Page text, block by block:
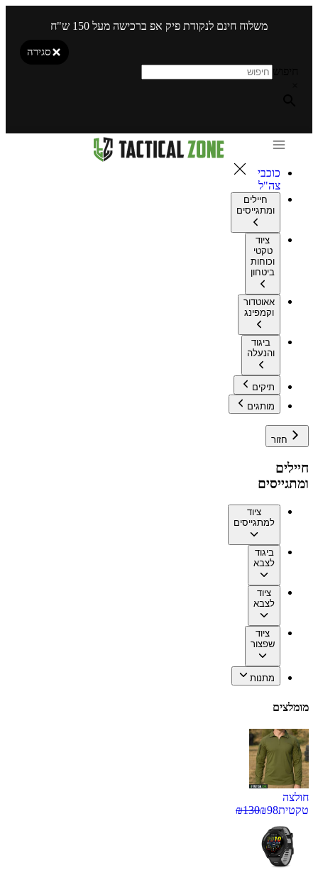
משלוח חינם לנקודת פיק אפ ברכישה מעל 150 ש"ח
סגירה
כוכבי
צה"ל
חיילים
ומתגייסים
ציוד
טקטי
וכוחות
ביטחון
אאוטדור
וקמפינג
ביגוד
והנעלה
תיקים
מותגים
חזור
חיילים
ומתגייסים
ציוד
למתגייסים
ביגוד
לצבא
ציוד
לצבא
ציוד
שפצור
מתנות
מומלצים
חולצה
טקטית
₪98
₪130